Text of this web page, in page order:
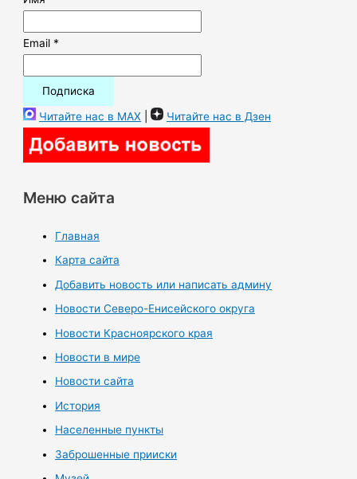
Email *
Читайте нас в MAX | Читайте нас в Дзен
Меню сайта
Главная
Карта сайта
Добавить новость или написать админу
Новости Северо-Енисейского округа
Новости Красноярского края
Новости в мире
Новости сайта
История
Населенные пункты
Заброшенные прииски